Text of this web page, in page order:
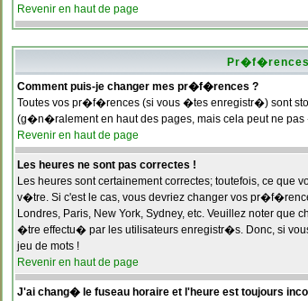
Revenir en haut de page
Comment puis-je changer mes pr�f�rences ?
Toutes vos pr�f�rences (si vous �tes enregistr�) sont
(g�n�ralement en haut des pages, mais cela peut ne
Revenir en haut de page
Les heures ne sont pas correctes !
Les heures sont certainement correctes; toutefois, ce
v�tre. Si c'est le cas, vous devriez changer vos
Londres, Paris, New York, Sydney, etc. Veuillez noter que
�tre effectu� par les utilisateurs enregistr�s. Donc, si
jeu de mots !
Revenir en haut de page
J'ai chang� le fuseau horaire et l'heure est toujours